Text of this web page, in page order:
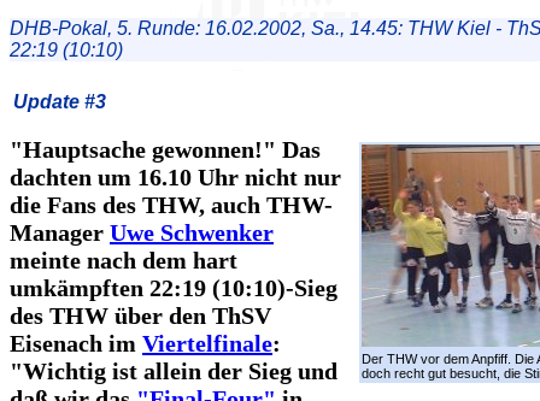
DHB-Pokal, 5. Runde: 16.02.2002, Sa., 14.45: THW Kiel -
22:19 (10:10)
Update #3
Der THW vor dem Anpfiff. Die
doch recht gut besucht, die
"Hauptsache gewonnen!" Das
dachten um 16.10 Uhr nicht nur
die Fans des THW, auch THW-
Manager Uwe Schwenker
meinte nach dem hart
umkämpften 22:19 (10:10)-Sieg
des THW über den ThSV
Eisenach im Viertelfinale:
"Wichtig ist allein der Sieg und